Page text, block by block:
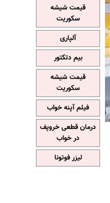
قیمت شیشه
سکوریت
آلپاری
بیم دتکتور
قیمت شیشه
سکوریت
فیلم آپنه خواب
درمان قطعی خروپف
در خواب
لیزر فوتونا